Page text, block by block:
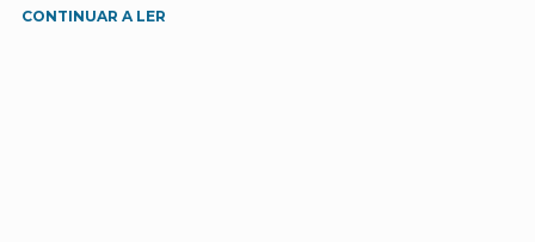
CONTINUAR A LER